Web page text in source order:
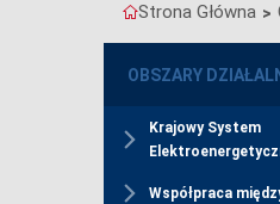
Strona Główna >
OBSZARY
Krajowy System
Współpraca